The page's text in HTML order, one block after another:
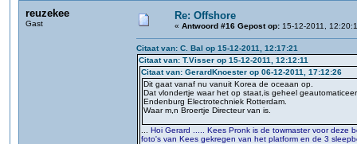
reuzekee
Gast
Re: Offshore
« Antwoord #16 Gepost op: 15-12-2011,
Citaat van: C. Bal op 15-12-2011, 12:17:21
Citaat van: T.Visser op 15-12-2011, 12:12:11
Citaat van: GerardKnoester op 06-12-2011, 17:12:26
Dit gaat vanaf nu vanuit Korea de oceaan op.
Dat vlondertje waar het op staat,is geheel
Endenburg Electrotechniek Rotterdam.
Waar m,n Broertje Directeur van is.
Hoi Gerard ..... Kees Pronk is de towmaster voor deze
foto's van Kees gekregen van het platform en de 3